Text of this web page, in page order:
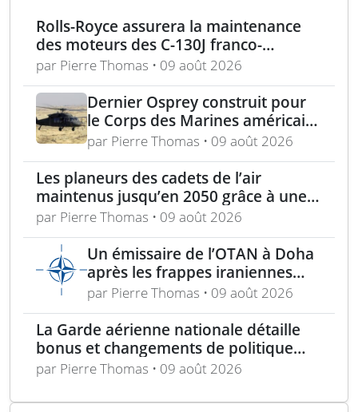
Rolls-Royce assurera la maintenance
des moteurs des C-130J franco-
allemands jusqu’en 2030
par Pierre Thomas • 09 août 2026
Dernier Osprey construit pour
le Corps des Marines américains
livré, fin du programme MV-22
par Pierre Thomas • 09 août 2026
Les planeurs des cadets de l’air
maintenus jusqu’en 2050 grâce à une
modernisation majeure
par Pierre Thomas • 09 août 2026
Un émissaire de l’OTAN à Doha
après les frappes iraniennes
contre plusieurs États du Golfe
par Pierre Thomas • 09 août 2026
La Garde aérienne nationale détaille
bonus et changements de politique
dans le cadre de l’« incitation estivale »
par Pierre Thomas • 09 août 2026